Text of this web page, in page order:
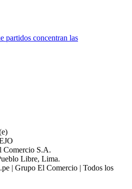
Comercio S.A.
Libre, Lima.
| Grupo El Comercio | Todos los